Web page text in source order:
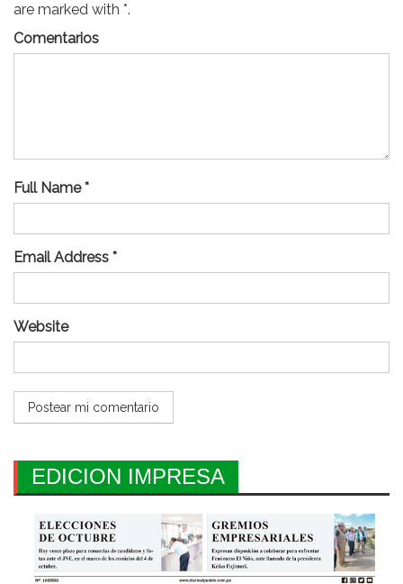
are marked with *.
Comentarios
Full Name *
Email Address *
Website
EDICION IMPRESA